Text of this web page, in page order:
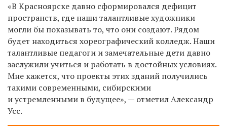
«В Красноярске давно сформировался дефицит
пространств, где наши талантливые художники
могли бы показывать то, что они создают. Рядом
будет находиться хореографический колледж. Наши
талантливые педагоги и замечательные дети давно
заслужили учиться и работать в достойных условиях.
Мне кажется, что проекты этих зданий получились
такими современными, сибирскими
и устремленными в будущее», — отметил Александр
Усс.